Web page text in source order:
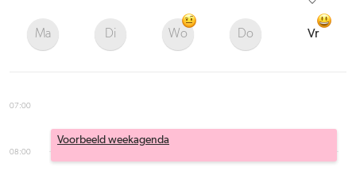
Ma Di Wo Do Vr
07:00
08:00
Voorbeeld weekagenda